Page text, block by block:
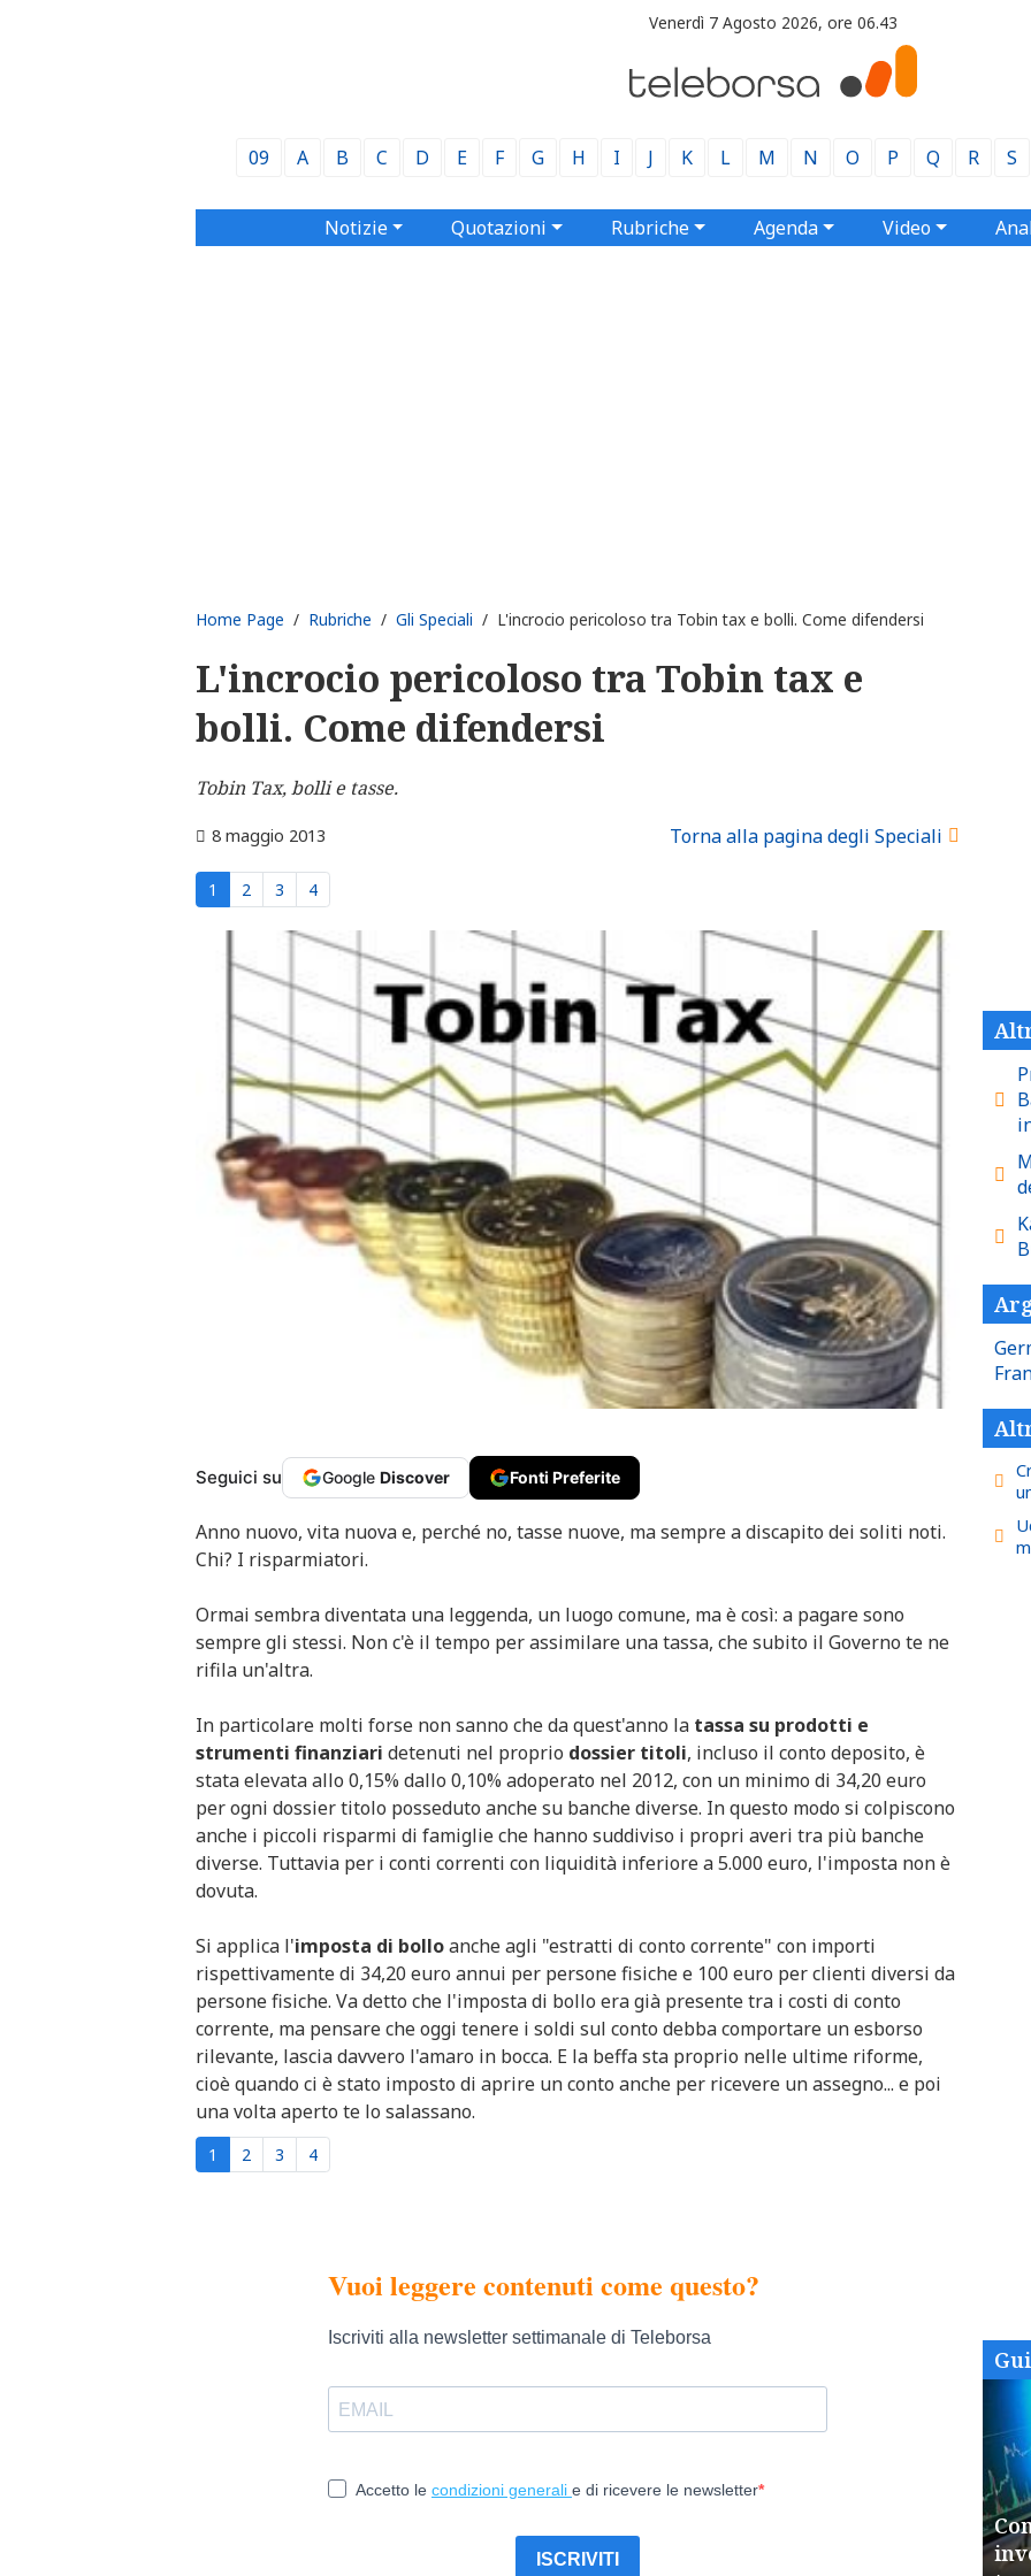
Venerdì 7 Agosto 2026, ore 06.43
09 A B C D E F G H I J K L M N O P Q R S
Notizie Quotazioni Rubriche Agenda Video
Home Page / Rubriche / Gli Speciali / L'incrocio pericoloso tra Tobin tax e bolli. Come difendersi
L'incrocio pericoloso tra Tobin tax e
bolli. Come difendersi
Tobin Tax, bolli e tasse.
8 maggio 2013 Torna alla pagina degli Speciali
1 2 3 4
Seguici su Google Discover Fonti Preferite
Anno nuovo, vita nuova e, perché no, tasse nuove, ma sempre a discapito dei soliti noti.
Chi? I risparmiatori.
Ormai sembra diventata una leggenda, un luogo comune, ma è così: a pagare sono
sempre gli stessi. Non c'è il tempo per assimilare una tassa, che subito il Governo te ne
rifila un'altra.
In particolare molti forse non sanno che da quest'anno la tassa su prodotti e
strumenti finanziari detenuti nel proprio dossier titoli, incluso il conto deposito, è
stata elevata allo 0,15% dallo 0,10% adoperato nel 2012, con un minimo di 34,20 euro
per ogni dossier titolo posseduto anche su banche diverse. In questo modo si colpiscono
anche i piccoli risparmi di famiglie che hanno suddiviso i propri averi tra più banche
diverse. Tuttavia per i conti correnti con liquidità inferiore a 5.000 euro, l'imposta non è
dovuta.
Si applica l'imposta di bolloanche agli "estratti di conto corrente" con importi
rispettivamente di 34,20 euro annui per persone fisiche e 100 euro per clienti diversi da
persone fisiche. Va detto che l'imposta di bollo era già presente tra i costi di conto
corrente, ma pensare che oggi tenere i soldi sul conto debba comportare un esborso
rilevante, lascia davvero l'amaro in bocca. E la beffa sta proprio nelle ultime riforme,
cioè quando ci è stato imposto di aprire un conto anche per ricevere un assegno... e poi
una volta aperto te lo salassano.
1 2 3 4